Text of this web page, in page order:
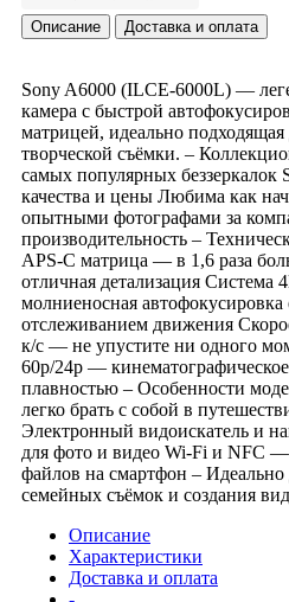
Описание Доставка и оплата
Sony A6000 (ILCE-6000L) —
камера с быстрой
матрицей, идеально
творческой съёмки. –
самых популярных беззеркалок
качества и цены Любима как
опытными фотографами за
производительность –
APS-C матрица — в 1,6 раза
отличная детализация
молниеносная
отслеживанием движения
к/с — не упустите ни одного
60p/24p —
плавностью – Особенности
легко брать с собой в
Электронный видоискатель и
для фото и видео Wi-Fi и NFC —
файлов на смартфон – Идеально
семейных съёмок и создания
Описание
Характеристики
Доставка и оплата